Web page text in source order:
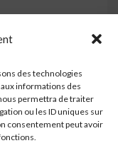
des technologies
informations des
permettra de traiter
ou les ID uniques sur
consentement peut avoir
la première fois
avant
; Maruti Suzuki en